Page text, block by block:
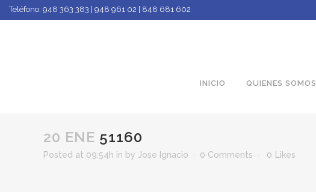
Teléfono: 948 363 383 | 948 961 02 | 848 681 602
INICIO QUIENES SOMOS
20 ENE 51160
Posted at 09:54h in by Jose Ignacio 0 Comments 0 Likes